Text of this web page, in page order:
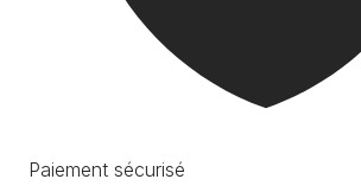
Paiement sécurisé